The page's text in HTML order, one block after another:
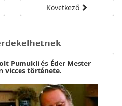
Következő
Pumukli és Éder Mester
vicces története.